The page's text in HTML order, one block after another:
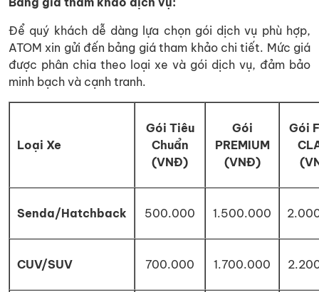
Để quý khách dễ dàng lựa chọn gói dịch vụ phù hợp,
ATOM xin gửi đến bảng giá tham khảo chi tiết. Mức giá
được phân chia theo loại xe và gói dịch vụ, đảm bảo
minh bạch và cạnh tranh.
Loại Xe
Gói Tiêu
Chuẩn
(VNĐ)
Gói
PREMIUM
(VNĐ)
Gói
Senda/Hatchback 500.000 1.500.000
CUV/SUV 700.000 1.700.000